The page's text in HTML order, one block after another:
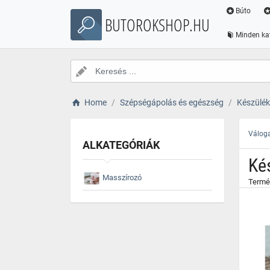
BUTOROKSHOP.HU
Búto
Minden
Home Szépségápolás és egészség Készülék
ALKATEGÓRIÁK
Masszírozó